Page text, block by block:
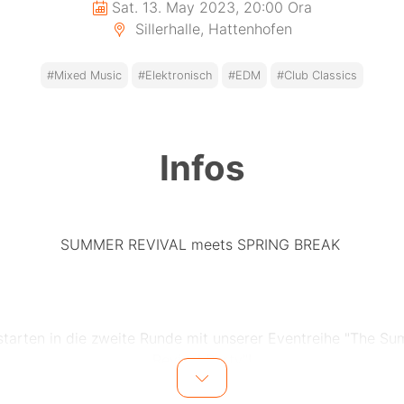
Sat. 13. May 2023, 20:00 Ora
Sillerhalle, Hattenhofen
#Mixed Music #Elektronisch #EDM #Club Classics
Infos
SUMMER REVIVAL meets SPRING BREAK
in die zweite Runde mit unserer Eventreihe "The
Revival Party"!
Das Motto dieses mal ist Spring Break